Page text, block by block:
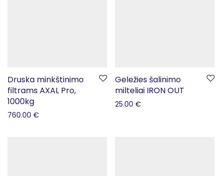
Druska minkštinimo
filtrams AXAL Pro,
1000kg
760.00 €
Geležies šalinimo
milteliai IRON OUT
25.00 €